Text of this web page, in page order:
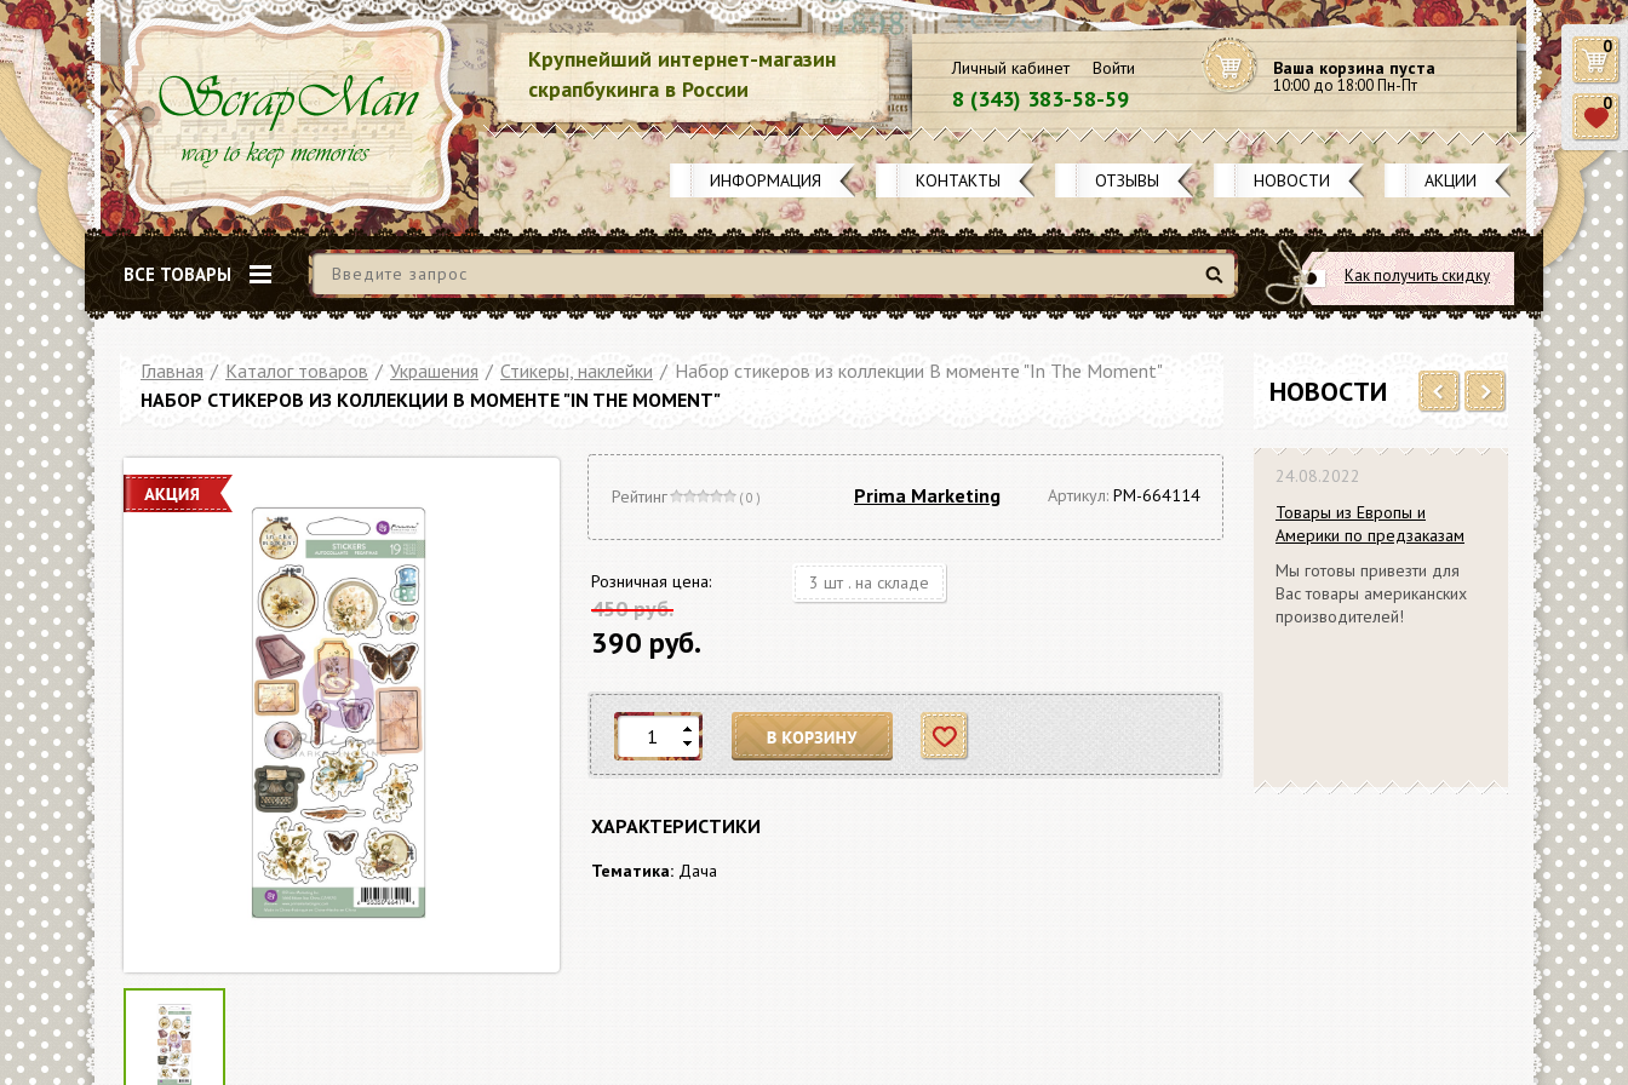
Ваша корзина пуста
10:00 до 18:00 Пн-Пт
Личный кабинет Войти
8 (343) 383-58-59
Крупнейший интернет-магазин
скрапбукинга в России
ИНФОРМАЦИЯ КОНТАКТЫ ОТЗЫВЫ НОВОСТИ АКЦИИ
Как получить скидку
Найти
ВСЕ ТОВАРЫ
НОВОСТИ
24.08.2022
Товары из Европы и
Америки по предзаказам
Мы готовы привезти для
Вас товары американских
производителей!
Главная / Каталог товаров / Украшения / Стикеры, наклейки / Набор стикеров из коллекции В моменте "In The Moment"
НАБОР СТИКЕРОВ ИЗ КОЛЛЕКЦИИ В МОМЕНТЕ "IN THE MOMENT"
Prima Marketing
Рейтинг ( 0 ) Артикул: PM-664114
Розничная цена:
450 руб.
390 руб.
3 шт . на складе
В корзину Отложить
ХАРАКТЕРИСТИКИ
Тематика: Дача
0
0